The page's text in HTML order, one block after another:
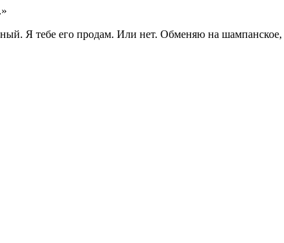
Я тебе его продам. Или нет. Обменяю на шампанское,